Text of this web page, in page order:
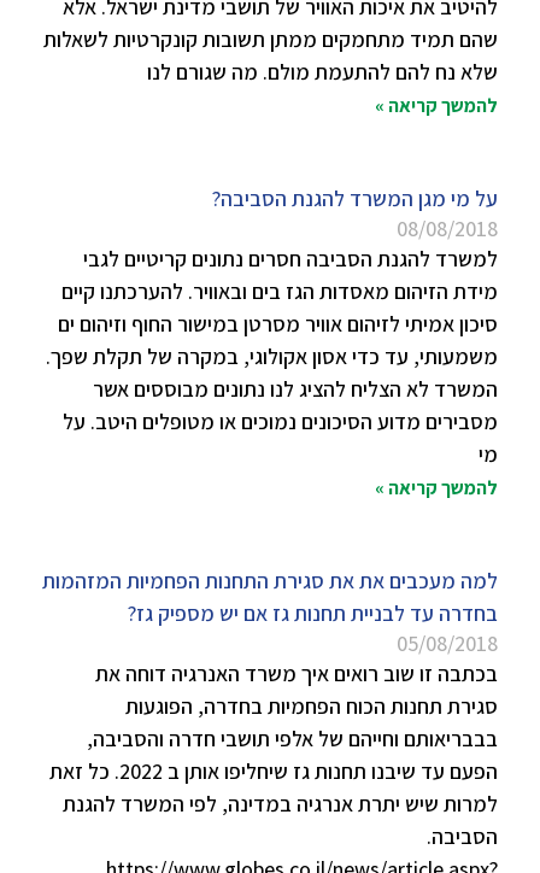
להיטיב את איכות האוויר של תושבי מדינת ישראל. אלא
שהם תמיד מתחמקים ממתן תשובות קונקרטיות לשאלות
שלא נח להם להתעמת מולם. מה שגורם לנו
להמשך קריאה »
על מי מגן המשרד להגנת הסביבה?
08/08/2018
למשרד להגנת הסביבה חסרים נתונים קריטיים לגבי
מידת הזיהום מאסדות הגז בים ובאוויר. להערכתנו קיים
סיכון אמיתי לזיהום אוויר מסרטן במישור החוף וזיהום ים
משמעותי, עד כדי אסון אקולוגי, במקרה של תקלת שפך.
המשרד לא הצליח להציג לנו נתונים מבוססים אשר
מסבירים מדוע הסיכונים נמוכים או מטופלים היטב. על
מי
להמשך קריאה »
למה מעכבים את את סגירת התחנות הפחמיות המזהמות
בחדרה עד לבניית תחנות גז אם יש מספיק גז?
05/08/2018
בכתבה זו שוב רואים איך משרד האנרגיה דוחה את
סגירת תחנות הכוח הפחמיות בחדרה, הפוגעות
בבבריאותם וחייהם של אלפי תושבי חדרה והסביבה,
הפעם עד שיבנו תחנות גז שיחליפו אותן ב 2022. כל זאת
למרות שיש יתרת אנרגיה במדינה, לפי המשרד להגנת
הסביבה.